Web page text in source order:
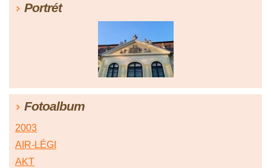
Portrét
Fotoalbum
2003
AIR-LÉGI
AKT